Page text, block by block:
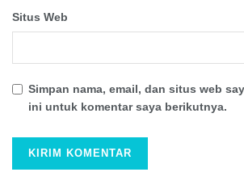
Situs Web
Simpan nama, email, dan situs web
ini untuk komentar saya berikutnya.